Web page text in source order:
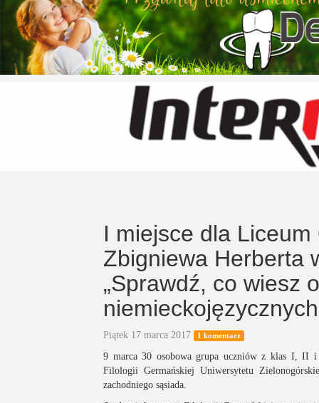
I miejsce dla Liceum
Zbigniewa Herberta
„Sprawdź, co wiesz
niemieckojęzycznych
Piątek 17 marca 2017 1 komentarz
9 marca 30 osobowa grupa uczniów z klas I, II
Filologii Germańskiej Uniwersytetu
zachodniego sąsiada.